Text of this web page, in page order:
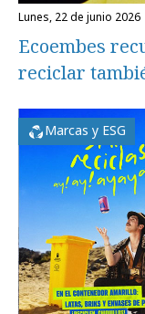
lunes, 22 de junio 2026
Ecoembes
reciclar
Marcas y ESG